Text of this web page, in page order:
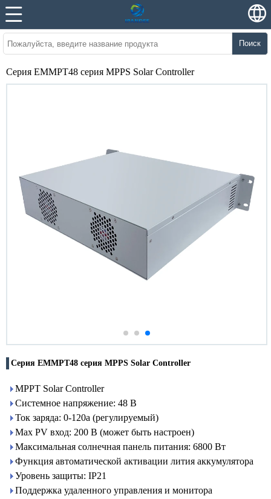
Поиск
Серия EMMPT48 серия MPPS Solar Controller
Серия EMMPT48 серия MPPS Solar Controller
MPPT Solar Controller
Системное напряжение: 48 В
Ток заряда: 0-120a (регулируемый)
Max PV вход: 200 В (может быть настроен)
Максимальная солнечная панель питания: 6800 Вт
Функция автоматической активации лития аккумулятора
Уровень защиты: IP21
Поддержка удаленного управления и монитора